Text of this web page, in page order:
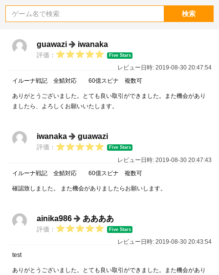
検索
guawazi iwanaka
評価： Five Stars
レビュー日時: 2019-08-30 20:47:54
イルーナ戦記 全鯖対応 60億スピナ 複数可
ありがとうございました。とても良い取引ができました。また機会があり
ましたら、よろしくお願いいたします。
iwanaka guawazi
評価： Five Stars
レビュー日時: 2019-08-30 20:47:43
イルーナ戦記 全鯖対応 60億スピナ 複数可
確認致しました。 また機会がありましたらお願いします。
ainika986 ああああ
評価： Five Stars
レビュー日時: 2019-08-30 20:43:54
test
ありがとうございました。とても良い取引ができました。また機会があり